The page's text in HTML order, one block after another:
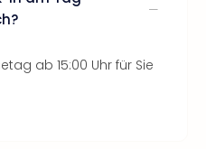
ab 15:00 Uhr für Sie